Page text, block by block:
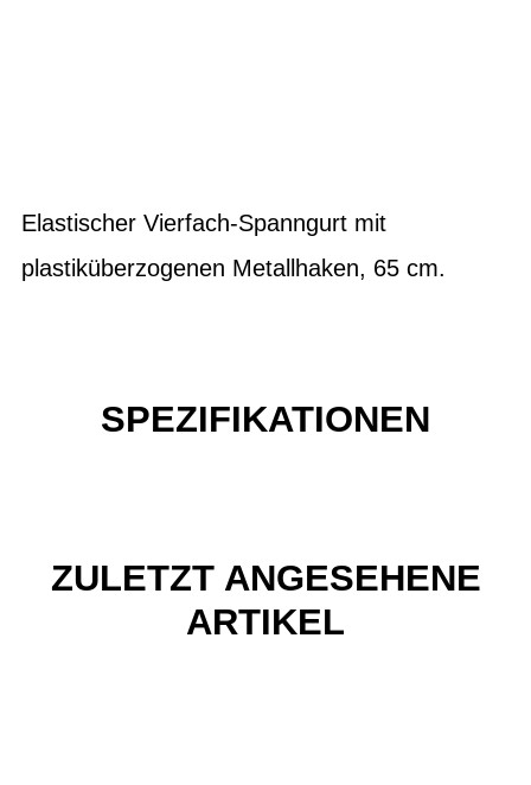
Elastischer Vierfach-Spanngurt mit
plastiküberzogenen Metallhaken, 65 cm.
SPEZIFIKATIONEN
ZULETZT ANGESEHENE
ARTIKEL